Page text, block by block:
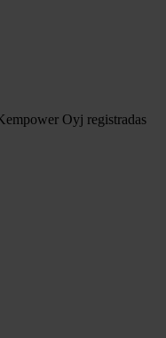
Oyj registradas